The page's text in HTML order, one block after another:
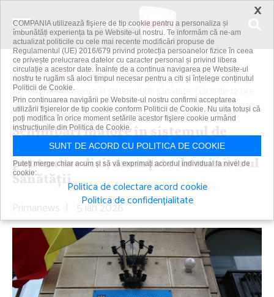
Acasă
Știri
Schimbări majore în sistemul de sănătate: Gărzi de 12 ore
şi tarif fix...
Schimbări majore în sistemul de
sănătate: Gărzi de 12 ore şi tarif fix
pentru medici, anunţate de ministrul
Sănătăţii
Primanews | 5 ian 2026
×
COMPANIA utilizează fişiere de tip cookie pentru a personaliza și
îmbunătăți experiența ta pe Website-ul nostru. Te informăm că ne-am
actualizat politicile cu cele mai recente modificări propuse de
Regulamentul (UE) 2016/679 privind protecția persoanelor fizice în ceea
ce privește prelucrarea datelor cu caracter personal și privind libera
circulație a acestor date. Înainte de a continua navigarea pe Website-ul
nostru te rugăm să aloci timpul necesar pentru a citi și înțelege conținutul
Politicii de Cookie.
Prin continuarea navigării pe Website-ul nostru confirmi acceptarea
utilizării fişierelor de tip cookie conform Politicii de Cookie. Nu uita totuși că
poți modifica în orice moment setările acestor fişiere cookie urmând
instrucțiunile din Politica de Cookie.
SUNT DE ACORD CU POLITICA DE COOKIE
Puteți merge chiar acum și să vă exprimați acordul individual la nivel de
cookie:
Politica de colectare acord cookie
Politica de confidențialitate